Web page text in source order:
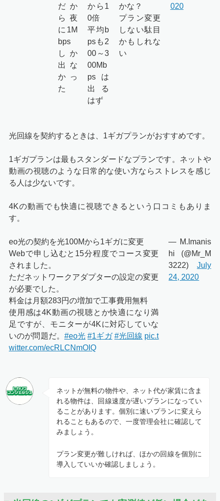
だか
ら夜
に1M
bps
しか
出な
かっ
た
から1
0倍
平均b
psも2
00～3
00Mb
psは
出る
はず
かな？
プラン変更
しない駄目
かもしれな
い
020
光回線を契約するときは、1ギガプランがおすすめです。
1ギガプランは最もスタンダードなプランです。ネットや
動画の視聴のような日常的な使い方ならストレスを感じ
る人は少ないです。
4Kの動画でも快適に視聴できるという口コミもありま
す。
eo光の契約を光100Mから1ギガに変更
Webで申し込むと15分程度でコース変更
されました。
ただネットワークアダプターの設定の変更
が必要でした。
料金は月額283円の増加で工事費用無料
使用感は4K動画の視聴とか快適になり満
足ですが、モニターが4Kに対応していな
いのが問題だ。 #eo光 #1ギガ #光回線 pic.t
witter.com/ecRLCNmOIQ
— M.Imanis
hi (@Mr_M
3222) July
24, 2020
ネットが無料の物件や、ネット代が家賃に含ま
れる物件は、回線速度が遅いプランになってい
ることがあります。個別に速いプランに変えら
れることもあるので、一度管理会社に確認して
みましょう。
プラン変更が難しければ、ほかの回線を個別に
導入していいか確認しましょう。